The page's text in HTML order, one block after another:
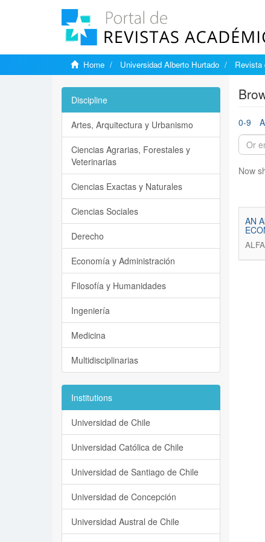
Home Universidad Alberto Hurtado Revista
0-9 A
Now
AN
Discipline
Artes, Arquitectura y Urbanismo
Ciencias Agrarias, Forestales y
Veterinarias
Ciencias Exactas y Naturales
Ciencias Sociales
Derecho
Economía y Administración
Filosofía y Humanidades
Ingeniería
Medicina
Multidisciplinarias
Institutions
Universidad de Chile
Universidad Católica de Chile
Universidad de Santiago de Chile
Universidad de Concepción
Universidad Austral de Chile